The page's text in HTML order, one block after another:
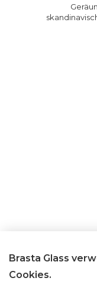
Brasta Glass
Cookies.